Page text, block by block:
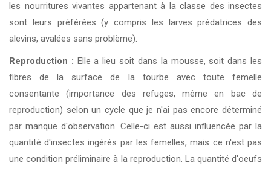
les nourritures vivantes appartenant à la classe des insectes
sont leurs préférées (y compris les larves prédatrices des
alevins, avalées sans problème).
Reproduction : Elle a lieu soit dans la mousse, soit dans les
fibres de la surface de la tourbe avec toute femelle
consentante (importance des refuges, même en bac de
reproduction) selon un cycle que je n'ai pas encore déterminé
par manque d'observation. Celle-ci est aussi influencée par la
quantité d'insectes ingérés par les femelles, mais ce n'est pas
une condition préliminaire à la reproduction. La quantité d'oeufs